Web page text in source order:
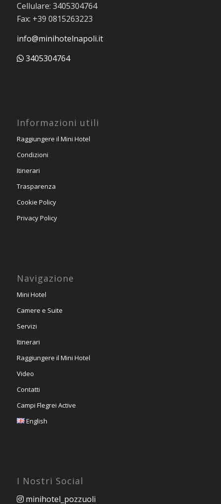
Cellulare: 3405304764
Fax: +39 0815263223
info@minihotelnapoli.it
3405304764
Informazioni utili
Raggiungere il Mini Hotel
Condizioni
Itinerari
Trasparenza
Cookie Policy
Privacy Policy
Navigazione
Mini Hotel
Camere e Suite
Servizi
Itinerari
Raggiungere il Mini Hotel
Video
Contatti
Campi Flegrei Active
English
I Nostri Social
minihotel_pozzuoli